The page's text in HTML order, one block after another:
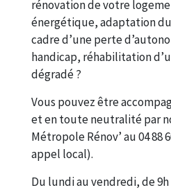
rénovation de votre
énergétique, adaptation
cadre d’une perte
handicap, réhabilitation
dégradé ?
Vous pouvez être
et en toute neutralité par
Métropole Rénov’ au 04 88
appel local).
Du lundi au vendredi, de 9h